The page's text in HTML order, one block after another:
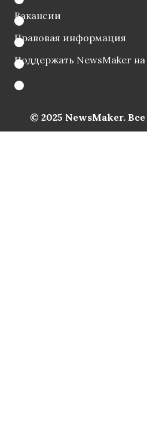
Вакансии
Правовая информация
Поддержать NewsMaker
© 2025 NewsMaker.